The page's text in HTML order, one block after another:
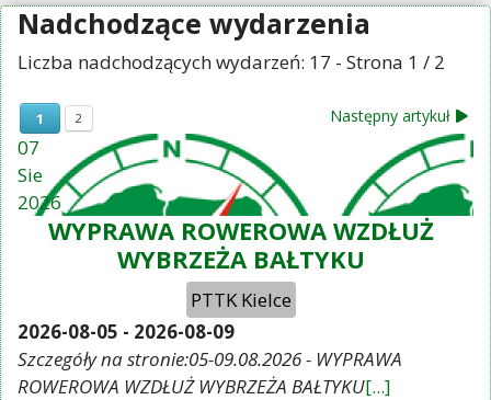
Nadchodzące wydarzenia
Liczba nadchodzących wydarzeń: 17 - Strona 1 / 2
1 2 Następny artykuł
07
Sie
2026
WYPRAWA ROWEROWA WZDŁUŻ
WYBRZEŻA BAŁTYKU
PTTK Kielce
2026-08-05 - 2026-08-09
Szczegóły na stronie:05-09.08.2026 - WYPRAWA
ROWEROWA WZDŁUŻ WYBRZEŻA BAŁTYKU[...]